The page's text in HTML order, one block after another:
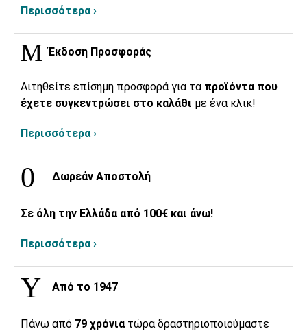
Περισσότερα ›
Έκδοση Προσφοράς
Αιτηθείτε επίσημη προσφορά για τα προϊόντα που
έχετε συγκεντρώσει στο καλάθι με ένα κλικ!
Περισσότερα ›
Δωρεάν Αποστολή
Σε όλη την Ελλάδα από 100€ και άνω!
Περισσότερα ›
Από το 1947
Πάνω από 79 χρόνια τώρα δραστηριοποιούμαστε